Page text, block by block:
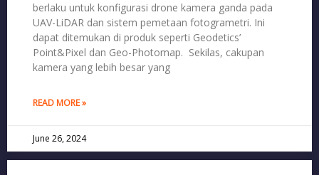
berlaku untuk konfigurasi drone kamera ganda pada
UAV-LiDAR dan sistem pemetaan fotogrametri. Ini
dapat ditemukan di produk seperti Geodetics’
Point&Pixel dan Geo-Photomap. Sekilas, cakupan
kamera yang lebih besar yang
READ MORE »
June 26, 2024